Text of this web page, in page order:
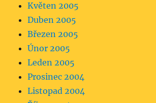
Květen 2005
Duben 2005
Březen 2005
Únor 2005
Leden 2005
Prosinec 2004
Listopad 2004